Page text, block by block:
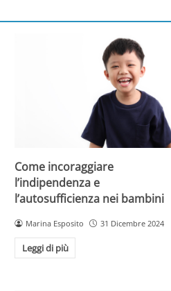
Come incoraggiare
l’indipendenza e
l’autosufficienza nei bambini
Marina Esposito 31 Dicembre 2024
Leggi di più